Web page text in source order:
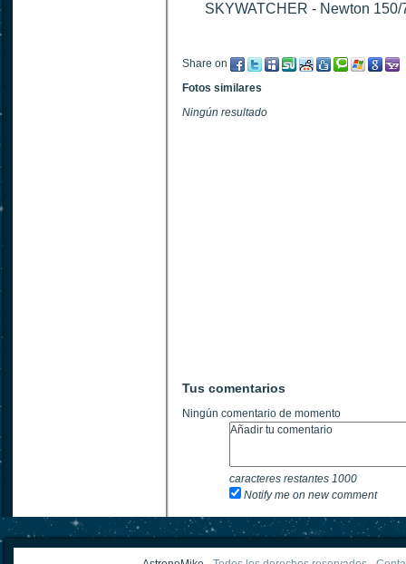
SKYWATCHER - Newton 150/
Share on
Fotos similares
Ningún resultado
Tus comentarios
Ningún comentario de momento
caracteres restantes 1000
Notify me on new comment